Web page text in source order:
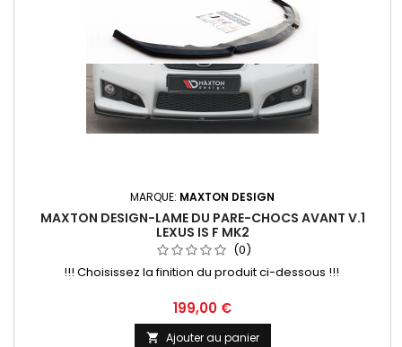
MARQUE: MAXTON DESIGN
MAXTON DESIGN-LAME DU PARE-CHOCS AVANT V.1
LEXUS IS F MK2
(0)
!!! Choisissez la finition du produit ci-dessous !!!
Prix
199,00 €
 Ajouter au panier